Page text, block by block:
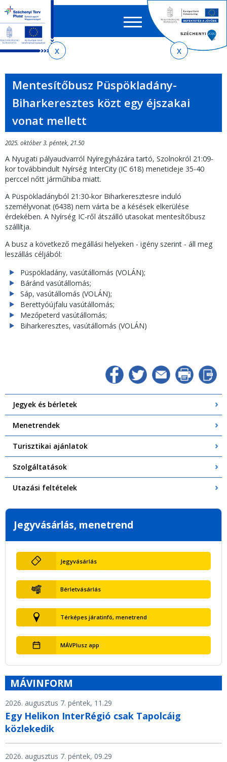
menetrendkeresőhöz
almenühöz
tartalomra
oldaltérképre
EN HU
űrlap
Mentesítőbusz Püspökladány-
Biharkeresztes közt egy éjszakai
vonat mellett
2025. október 3. péntek, 21.50
A Nyugati pályaudvarról Nyíregyházára tartó, Szolnokról 21:09-
kor továbbindult Nyírség InterCity (IC 618) menetideje 35-40
perccel nőtt járműhiba miatt.
A Püspökladányból 21:30-kor Biharkeresztesre induló
személyvonat (6438) nem várta be a késések elkerülése
érdekében. A Nyírség IC-ről átszálló utasokat mentesítőbusz
szállítja.
A busz a következő megállási helyeken - igény szerint - áll meg
leszállás céljából:
Püspökladány, vasútállomás (VOLÁN);
Báránd vasútállomás;
Sáp, vasútállomás (VOLÁN);
Berettyóújfalu vasútállomás;
Mezőpeterd vasútállomás;
Biharkeresztes, vasútállomás (VOLÁN)
Jegyek és bérletek
Menetrendek
Turisztikai ajánlatok
Szolgáltatások
Utazási feltételek
Jegyvásárlás, menetrend
Jegyvásárlás
Bérletvásárlás
Térképes járatinfó, menetrend
MÁVPlusz app
MÁVINFORM
2026. augusztus 7. péntek, 11.29
Egy Helikon InterRégió csak Tapolcáig
közlekedik
2026. augusztus 7. péntek, 09.29